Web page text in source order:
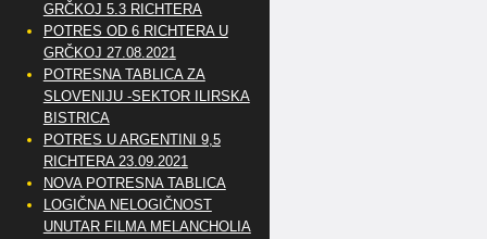
GRČKOJ 5.3 RICHTERA
POTRES OD 6 RICHTERA U
GRČKOJ 27.08.2021
POTRESNA TABLICA ZA
SLOVENIJU -SEKTOR ILIRSKA
BISTRICA
POTRES U ARGENTINI 9,5
RICHTERA 23.09.2021
NOVA POTRESNA TABLICA
LOGIČNA NELOGIČNOST
UNUTAR FILMA MELANCHOLIA